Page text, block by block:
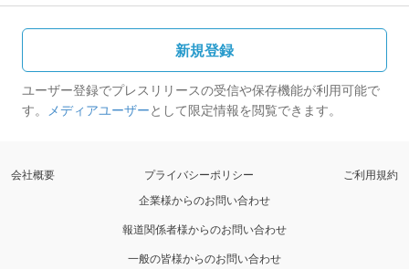
新規登録
ユーザー登録でプレスリリースの受信や保存機能が利用可能で
す。 メディアユーザーとして限定情報を閲覧できます。
会社概要 プライバシーポリシー
ご利用規約
企業様からのお問い合わせ
報道関係者様からのお問い合わせ
一般の皆様からのお問い合わせ